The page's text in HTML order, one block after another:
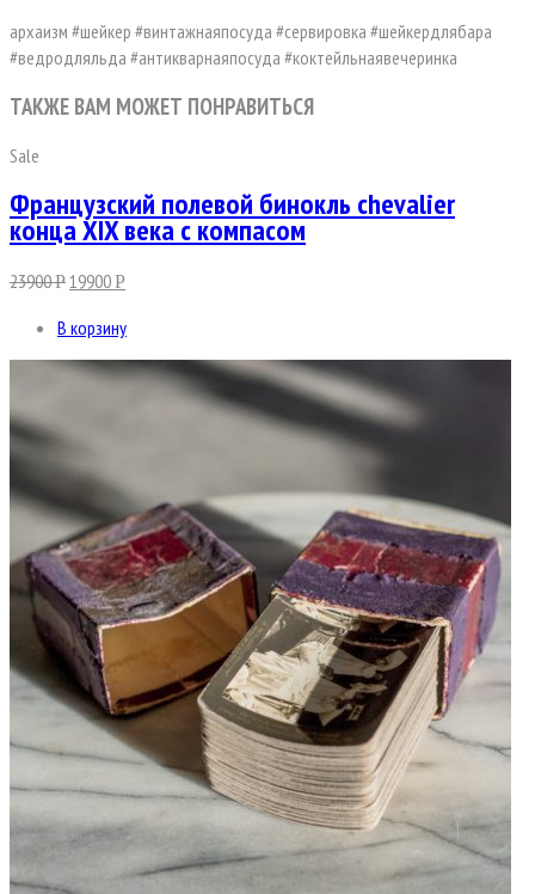
архаизм #шейкер #винтажнаяпосуда #сервировка #шейкердлябара
#ведродляльда #антикварнаяпосуда #коктейльнаявечеринка
ТАКЖЕ ВАМ МОЖЕТ ПОНРАВИТЬСЯ
Sale
Французский полевой бинокль chevalier
конца XIX века с компасом
23900Р19900Р
В корзину